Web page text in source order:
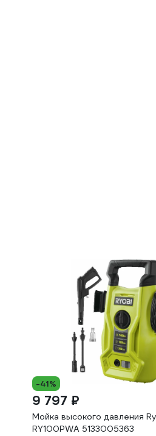
-41%
9 797 ₽
Мойка высокого давления
RY100PWA 5133005363